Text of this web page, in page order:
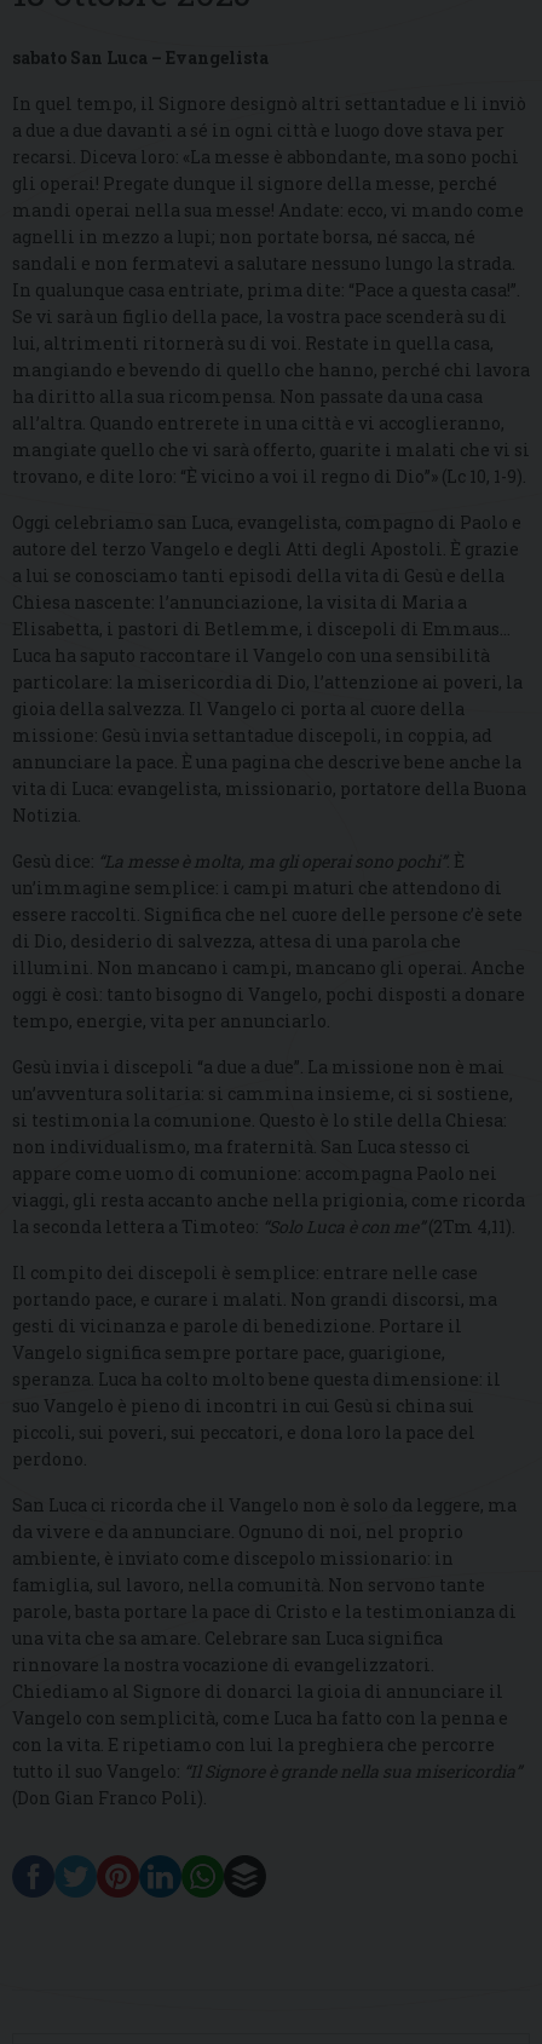
sabato San Luca – Evangelista
In quel tempo, il Signore designò altri settantadue e li inviò
a due a due davanti a sé in ogni città e luogo dove stava per
recarsi. Diceva loro: «La messe è abbondante, ma sono pochi
gli operai! Pregate dunque il signore della messe, perché
mandi operai nella sua messe! Andate: ecco, vi mando come
agnelli in mezzo a lupi; non portate borsa, né sacca, né
sandali e non fermatevi a salutare nessuno lungo la strada.
In qualunque casa entriate, prima dite: “Pace a questa casa!”.
Se vi sarà un figlio della pace, la vostra pace scenderà su di
lui, altrimenti ritornerà su di voi. Restate in quella casa,
mangiando e bevendo di quello che hanno, perché chi lavora
ha diritto alla sua ricompensa. Non passate da una casa
all’altra. Quando entrerete in una città e vi accoglieranno,
mangiate quello che vi sarà offerto, guarite i malati che vi si
trovano, e dite loro: “È vicino a voi il regno di Dio”» (Lc 10, 1-9).
Oggi celebriamo san Luca, evangelista, compagno di Paolo e
autore del terzo Vangelo e degli Atti degli Apostoli. È grazie
a lui se conosciamo tanti episodi della vita di Gesù e della
Chiesa nascente: l’annunciazione, la visita di Maria a
Elisabetta, i pastori di Betlemme, i discepoli di Emmaus…
Luca ha saputo raccontare il Vangelo con una sensibilità
particolare: la misericordia di Dio, l’attenzione ai poveri, la
gioia della salvezza. Il Vangelo ci porta al cuore della
missione: Gesù invia settantadue discepoli, in coppia, ad
annunciare la pace. È una pagina che descrive bene anche la
vita di Luca: evangelista, missionario, portatore della Buona
Notizia.
Gesù dice: “La messe è molta, ma gli operai sono pochi”. È
un’immagine semplice: i campi maturi che attendono di
essere raccolti. Significa che nel cuore delle persone c’è sete
di Dio, desiderio di salvezza, attesa di una parola che
illumini. Non mancano i campi, mancano gli operai. Anche
oggi è così: tanto bisogno di Vangelo, pochi disposti a donare
tempo, energie, vita per annunciarlo.
Gesù invia i discepoli “a due a due”. La missione non è mai
un’avventura solitaria: si cammina insieme, ci si sostiene,
si testimonia la comunione. Questo è lo stile della Chiesa:
non individualismo, ma fraternità. San Luca stesso ci
appare come uomo di comunione: accompagna Paolo nei
viaggi, gli resta accanto anche nella prigionia, come ricorda
la seconda lettera a Timoteo: “Solo Luca è con me”(2Tm 4,11).
Il compito dei discepoli è semplice: entrare nelle case
portando pace, e curare i malati. Non grandi discorsi, ma
gesti di vicinanza e parole di benedizione. Portare il
Vangelo significa sempre portare pace, guarigione,
speranza. Luca ha colto molto bene questa dimensione: il
suo Vangelo è pieno di incontri in cui Gesù si china sui
piccoli, sui poveri, sui peccatori, e dona loro la pace del
perdono.
San Luca ci ricorda che il Vangelo non è solo da leggere, ma
da vivere e da annunciare. Ognuno di noi, nel proprio
ambiente, è inviato come discepolo missionario: in
famiglia, sul lavoro, nella comunità. Non servono tante
parole, basta portare la pace di Cristo e la testimonianza di
una vita che sa amare. Celebrare san Luca significa
rinnovare la nostra vocazione di evangelizzatori.
Chiediamo al Signore di donarci la gioia di annunciare il
Vangelo con semplicità, come Luca ha fatto con la penna e
con la vita. E ripetiamo con lui la preghiera che percorre
tutto il suo Vangelo: “Il Signore è grande nella sua misericordia”
(Don Gian Franco Poli).